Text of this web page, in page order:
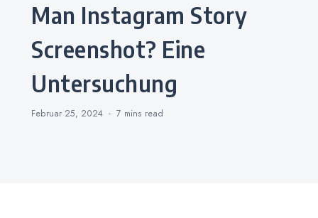
Man Instagram Story
Screenshot? Eine
Untersuchung
Februar 25, 2024 7 mins read